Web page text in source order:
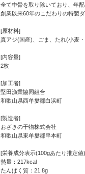
全て中骨を取り除いており、年
創業以来60年のこだわりの特製
[原材料]
真アジ(国産)、ごま、たれ(小麦
[内容量]
2枚
[加工者]
堅田漁業協同組合
和歌山県西牟婁郡白浜町
[製造者]
おざきの干物株式会社
和歌山県東牟婁郡串本町
[栄養成分表示(100gあたり推定値)
熱量：217kcal
たんぱく質：21.8g